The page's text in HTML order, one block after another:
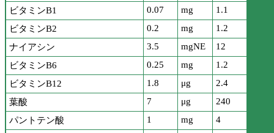
ビタミンB1
0.07 mg
1.1
ビタミンB2
0.2 mg
1.2
ナイアシン
3.5 mgNE
12
ビタミンB6
0.25 mg
1.2
ビタミンB12
1.8 μg
2.4
葉酸
7 μg
240
パントテン酸
1 mg
4